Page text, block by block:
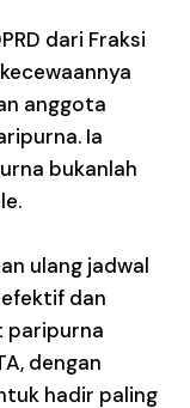
dari Fraksi
anggota
Ia
bukanlah
ulang jadwal
dan
paripurna
dengan
hadir paling